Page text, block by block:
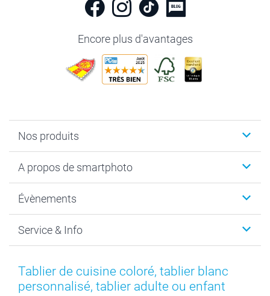
Encore plus d'avantages
Nos produits
Cadeaux photo
MyNameBook
Développement photo & Tirage photo
Cadres photo & accessoires déco
Calendrier photos & Agendas photo
A propos de smartphoto
Durabilité
Gestion des cookies
Mentions Légales
Presse
Évènements
Nouvel An
Fête des Mères
Fête des Pères
Service & Info
Tarifs et frais de livraison
Livraison
Tablier de cuisine coloré, tablier blanc
personnalisé, tablier adulte ou enfant